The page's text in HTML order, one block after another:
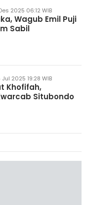
2025 06:12 WIB
Wagub Emil Puji
Sabil
2025 19:28 WIB
Khofifah,
Situbondo